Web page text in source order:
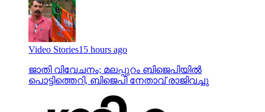
Video Stories15 hours ago
ജാതി വിവേചനം; മലപ്പുറം ബിജെപിയില്‍
പൊട്ടിത്തെറി, ബിജെപി നേതാവ് രാജിവച്ചു